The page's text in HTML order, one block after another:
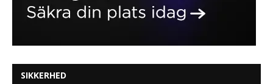
SIKKERHED